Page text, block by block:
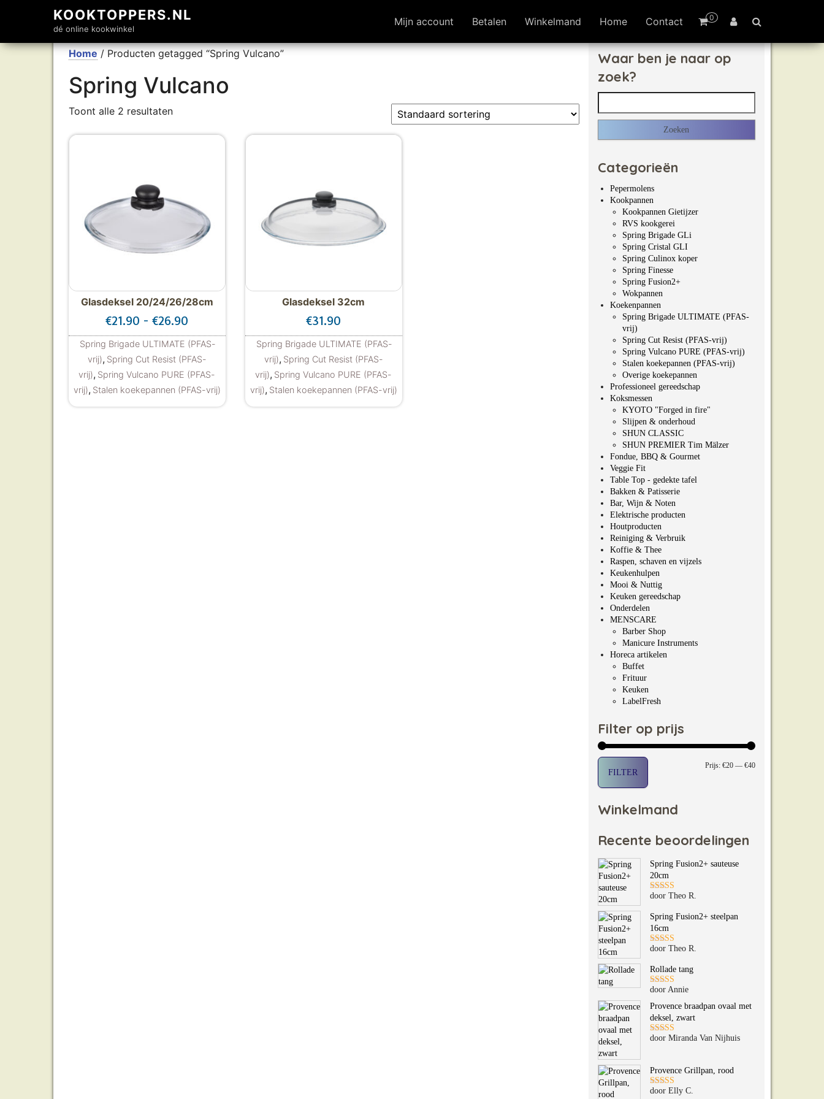
KOOKTOPPERS.NL
dé online kookwinkel
0
Mijn account Betalen Winkelmand Home Contact
Home / Producten getagged “Spring Vulcano”
Spring Vulcano
Toont alle 2 resultaten
Glasdeksel 20/24/26/28cm
€21.90 - €26.90 Prijsklasse: €21.90 tot €26.90
Spring Brigade ULTIMATE (PFAS-
vrij), Spring Cut Resist (PFAS-
vrij), Spring Vulcano PURE (PFAS-
vrij), Stalen koekepannen (PFAS-vrij)
Dit product heeft meerdere variaties. Deze optie kan gekozen worden op de productpagina
Glasdeksel 32cm
€31.90
Spring Brigade ULTIMATE (PFAS-
vrij), Spring Cut Resist (PFAS-
vrij), Spring Vulcano PURE (PFAS-
vrij), Stalen koekepannen (PFAS-vrij)
Waar ben je naar op
zoek?
Zoeken naar:
Categorieën
Pepermolens
Kookpannen
Kookpannen Gietijzer
RVS kookgerei
Spring Brigade GLi
Spring Cristal GLI
Spring Culinox koper
Spring Finesse
Spring Fusion2+
Wokpannen
Koekenpannen
Spring Brigade ULTIMATE (PFAS-
vrij)
Spring Cut Resist (PFAS-vrij)
Spring Vulcano PURE (PFAS-vrij)
Stalen koekepannen (PFAS-vrij)
Overige koekepannen
Professioneel gereedschap
Koksmessen
KYOTO "Forged in fire"
Slijpen & onderhoud
SHUN CLASSIC
SHUN PREMIER Tim Mälzer
Fondue, BBQ & Gourmet
Veggie Fit
Table Top - gedekte tafel
Bakken & Patisserie
Bar, Wijn & Noten
Elektrische producten
Houtproducten
Reiniging & Verbruik
Koffie & Thee
Raspen, schaven en vijzels
Keukenhulpen
Mooi & Nuttig
Keuken gereedschap
Onderdelen
MENSCARE
Barber Shop
Manicure Instruments
Horeca artikelen
Buffet
Frituur
Keuken
LabelFresh
Filter op prijs
Min. prijs
Max. prijs
FILTER
Prijs: €20 — €40
Winkelmand
Recente beoordelingen
Spring Fusion2+ sauteuse
20cm
Gewaardeerd
door Theo R.
Spring Fusion2+ steelpan
16cm
Gewaardeerd
door Theo R.
Rollade tang
Gewaardeerd
5uit 5
door Annie
Provence braadpan ovaal met
deksel, zwart
Gewaardeerd
door Miranda Van Nijhuis
Provence Grillpan, rood
Gewaardeerd
door Elly C.